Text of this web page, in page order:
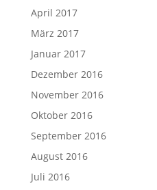
April 2017
März 2017
Januar 2017
Dezember 2016
November 2016
Oktober 2016
September 2016
August 2016
Juli 2016